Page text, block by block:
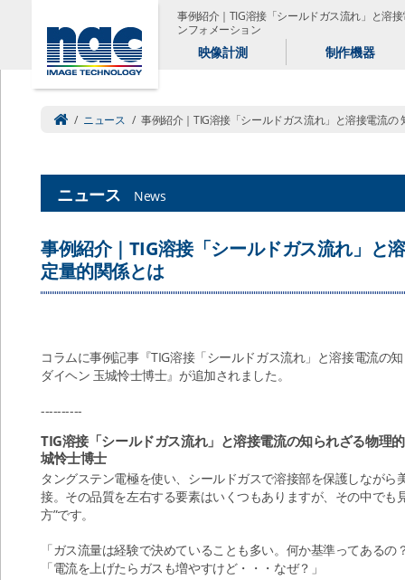
事例紹介｜TIG溶接「シールドガス流れ」と溶
ンフォメーション
映像計測 制作機器
/ ニュース / 事例紹介｜TIG溶接「シールドガス流れ」と溶接電流の
ニュース News
事例紹介｜TIG溶接「シールドガス流れ」と
定量的関係とは
コラムに事例記事『TIG溶接「シールドガス流れ」と溶接電流の
ダイヘン 玉城怜士博士』が追加されました。
----------
TIG溶接「シールドガス流れ」と溶接電流の知られざる物理
城怜士博士
タングステン電極を使い、シールドガスで溶接部を保護しなが
接。その品質を左右する要素はいくつもありますが、その中でも
方”です。
「ガス流量は経験で決めていることも多い。何か基準ってあるの
「電流を上げたらガスも増やすけど・・・なぜ？」